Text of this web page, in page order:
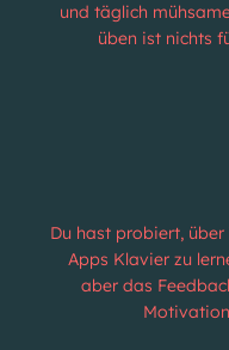
und täglich
üben ist nichts
Du hast probiert, über
Apps Klavier zu
aber das